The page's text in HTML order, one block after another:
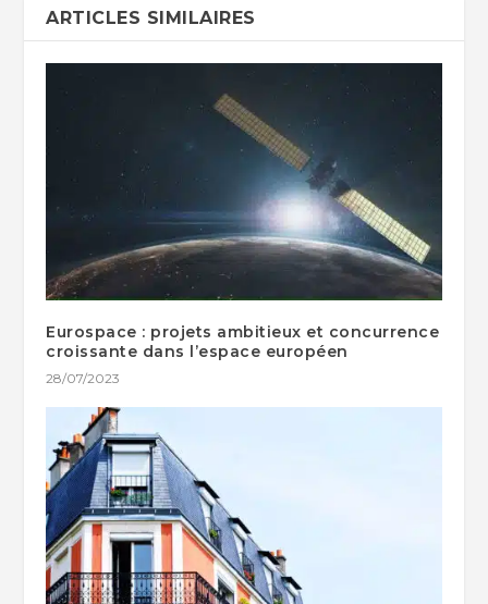
ARTICLES SIMILAIRES
Eurospace : projets ambitieux et concurrence
croissante dans l’espace européen
28/07/2023